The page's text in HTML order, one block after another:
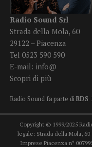
Radio Sound Srl
Strada della Mola, 60
29122 – Piacenza
Tel 0523 590 590
E-mail: info@
Scopri di più
Radio Sound fa parte diRDS
Copyright © 1999/2025
legale: Strada della Mola,
Imprese Piacenza n°